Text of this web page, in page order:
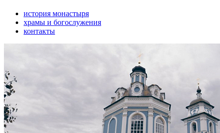
история монастыря
храмы и богослужения
контакты